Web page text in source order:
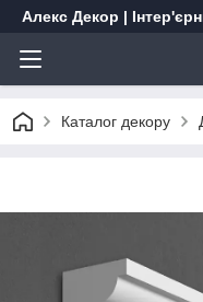
Алекс Декор |
Каталог декору